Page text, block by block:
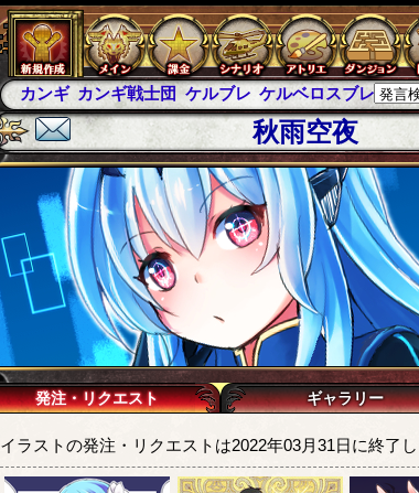
カンギ戦士団 ケルブレ ケルベロスブレイド スパイ
秋雨空夜
発注・リクエスト ギャラリー
イラストの発注・リクエストは2022年03月31日に終了し